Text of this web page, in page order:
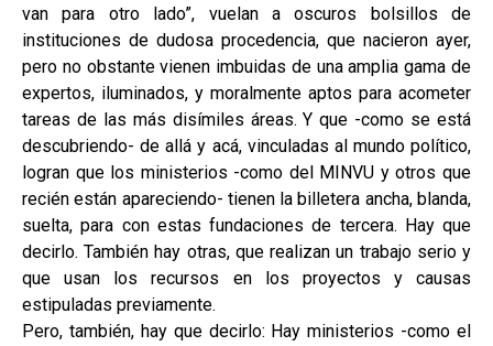
van para otro lado”, vuelan a oscuros bolsillos de
instituciones de dudosa procedencia, que nacieron ayer,
pero no obstante vienen imbuidas de una amplia gama de
expertos, iluminados, y moralmente aptos para acometer
tareas de las más disímiles áreas. Y que -como se está
descubriendo- de allá y acá, vinculadas al mundo político,
logran que los ministerios -como del MINVU y otros que
recién están apareciendo- tienen la billetera ancha, blanda,
suelta, para con estas fundaciones de tercera. Hay que
decirlo. También hay otras, que realizan un trabajo serio y
que usan los recursos en los proyectos y causas
estipuladas previamente.
Pero, también, hay que decirlo: Hay ministerios -como el